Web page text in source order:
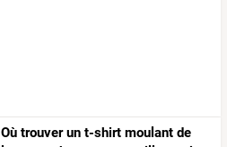
Où trouverun t-shirt moulant de